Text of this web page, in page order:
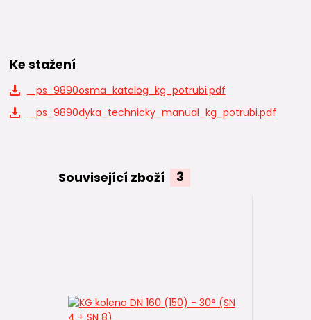
Ke stažení
_ps_9890osma_katalog_kg_potrubi.pdf
_ps_9890dyka_technicky_manual_kg_potrubi.pdf
Související zboží 3